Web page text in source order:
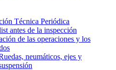
Técnica Periódica
antes de la inspección
de las operaciones y los
neumáticos, ejes y